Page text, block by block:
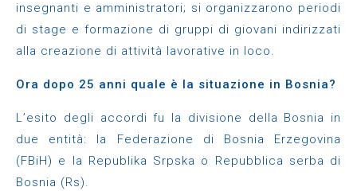
insegnanti e amministratori; si organizzarono periodi
di stage e formazione di gruppi di giovani indirizzati
alla creazione di attività lavorative in loco.
Ora dopo 25 anni quale è la situazione in Bosnia?
L’esito degli accordi fu la divisione della Bosnia in
due entità: la Federazione di Bosnia Erzegovina
(FBiH) e la Republika Srpska o Repubblica serba di
Bosnia (Rs).